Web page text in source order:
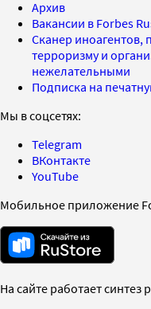
Архив
Вакансии в Forbes
Сканер иноагентов,
терроризму и
нежелательными
Подписка на
Мы в соцсетях:
Telegram
ВКонтакте
YouTube
Мобильное приложение
На сайте работает синтез